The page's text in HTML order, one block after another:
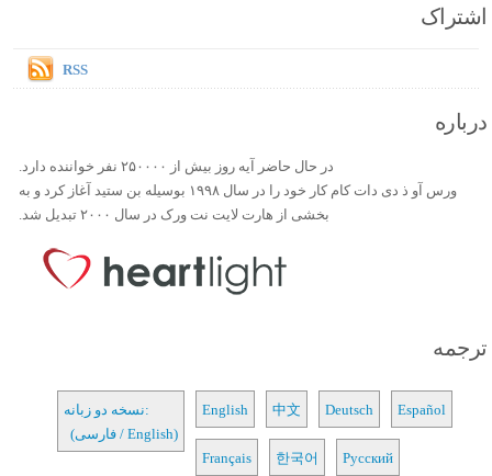
اشتراک
RSS
درباره
در حال حاضر آیه روز بیش از ۲۵۰۰۰۰ نفر خواننده دارد.
ورس آو ذ دی دات کام کار خود را در سال ۱۹۹۸ بوسیله بن ستید آغاز کرد و به
بخشی از هارت لایت نت ورک در سال ۲۰۰۰ تبدیل شد.
ترجمه
نسخه دو زبانه:
(فارسی / English)
English 中文 Deutsch Español
Français 한국어 Русский